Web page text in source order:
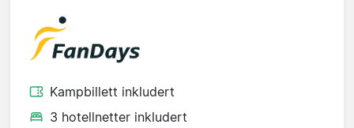
Kampbillett inkludert
3 hotellnetter inkludert